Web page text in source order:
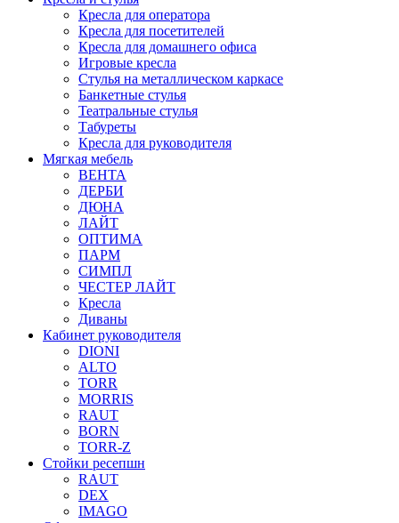
Кресла для оператора
Кресла для посетителей
Кресла для домашнего офиса
Игровые кресла
Стулья на металлическом каркасе
Банкетные стулья
Театральные стулья
Табуреты
Кресла для руководителя
Мягкая мебель
ВЕНТА
ДЕРБИ
ДЮНА
ЛАЙТ
ОПТИМА
ПАРМ
СИМПЛ
ЧЕСТЕР ЛАЙТ
Кресла
Диваны
Кабинет руководителя
DIONI
ALTO
TORR
MORRIS
RAUT
BORN
TORR-Z
Стойки ресепшн
RAUT
DEX
IMAGO